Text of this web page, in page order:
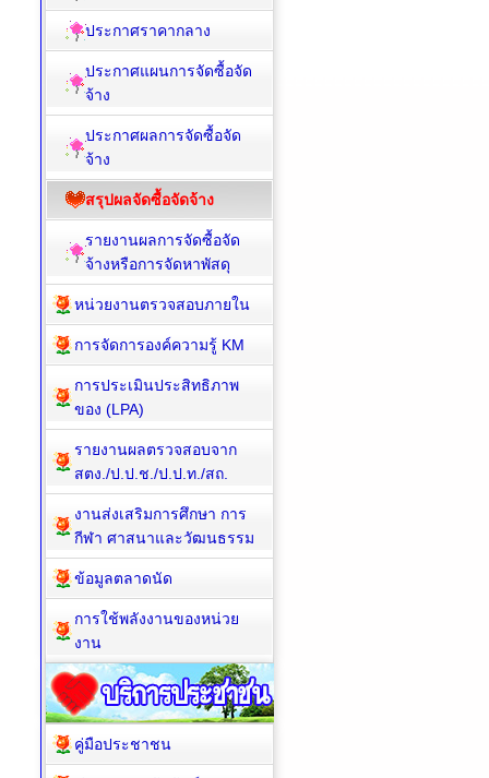
ประกาศราคากลาง
ประกาศแผนการจัดซื้อจัด
จ้าง
ประกาศผลการจัดซื้อจัด
จ้าง
สรุปผลจัดซื้อจัดจ้าง
รายงานผลการจัดซื้อจัด
จ้างหรือการจัดหาพัสดุ
หน่วยงานตรวจสอบภายใน
การจัดการองค์ความรู้ KM
การประเมินประสิทธิภาพ
ของ (LPA)
รายงานผลตรวจสอบจาก
สตง./ป.ป.ช./ป.ป.ท./สถ.
งานส่งเสริมการศึกษา การ
กีฬา ศาสนาและวัฒนธรรม
ข้อมูลตลาดนัด
การใช้พลังงานของหน่วย
งาน
คู่มือประชาชน